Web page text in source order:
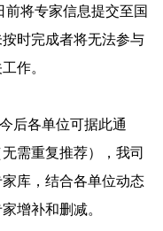
前将专家信息提交至国
时完成者将无法参与
作。
后各单位可据此通
需重复推荐），我司
库，结合各单位动态
增补和删减。